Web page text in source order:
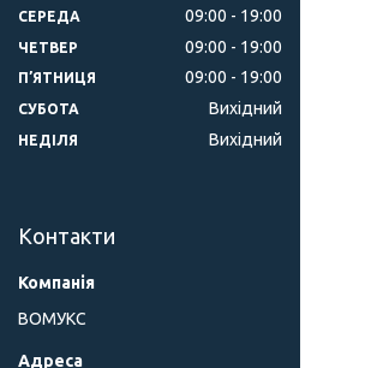
СЕРЕДА 09:00 19:00
ЧЕТВЕР 09:00 19:00
ПʼЯТНИЦЯ 09:00 19:00
СУБОТА Вихідний
НЕДІЛЯ Вихідний
Контакти
ВОМУКС